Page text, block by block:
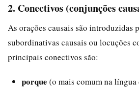
2. Conectivos (conjunções
As orações causais são introduzidas
subordinativas causais ou locuções
principais conectivos são:
porque (o mais comum na